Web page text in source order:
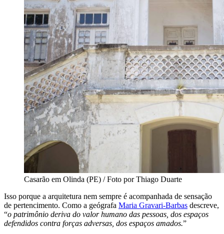
Casarão em Olinda (PE) / Foto por Thiago Duarte
Isso porque a arquitetura nem sempre é acompanhada de sensação
de pertencimento. Como a geógrafa Maria Gravari-Barbas descreve,
“o patrimônio deriva do valor humano das pessoas, dos espaços
defendidos contra forças adversas, dos espaços amados.”